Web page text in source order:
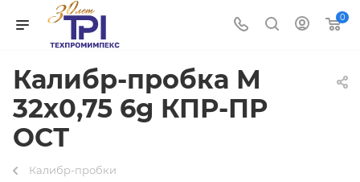
0
Калибр-пробка М
32х0,75 6g КПР-ПР
ОСТ
Калибр-пробки